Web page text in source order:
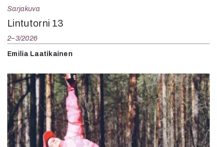
Sarjakuva
Lintutorni 13
2–3/2026
Emilia Laatikainen